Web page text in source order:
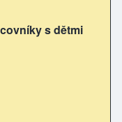
s dětmi